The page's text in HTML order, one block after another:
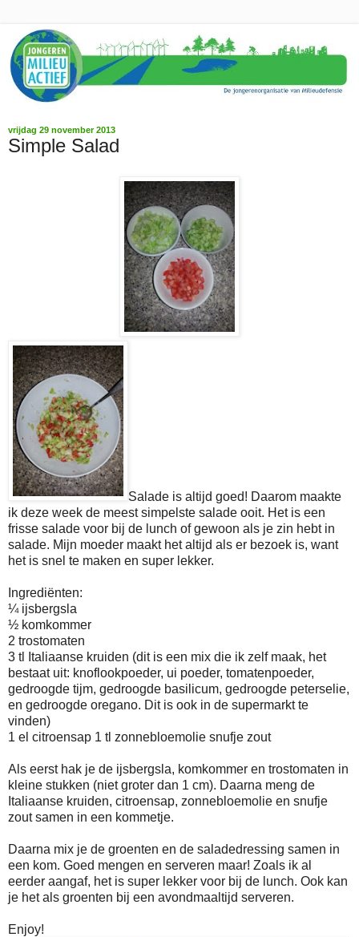
vrijdag 29 november 2013
Simple Salad
Salade is altijd goed! Daarom maakte
ik deze week de meest simpelste salade ooit. Het is een
frisse salade voor bij de lunch of gewoon als je zin hebt in
salade. Mijn moeder maakt het altijd als er bezoek is, want
het is snel te maken en super lekker.
Ingrediënten:
¼ ijsbergsla
½ komkommer
2 trostomaten
3 tl Italiaanse kruiden (dit is een mix die ik zelf maak, het
bestaat uit: knoflookpoeder, ui poeder, tomatenpoeder,
gedroogde tijm, gedroogde basilicum, gedroogde peterselie,
en gedroogde oregano. Dit is ook in de supermarkt te
vinden)
1 el citroensap 1 tl zonnebloemolie snufje zout
Als eerst hak je de ijsbergsla, komkommer en trostomaten in
kleine stukken (niet groter dan 1 cm). Daarna meng de
Italiaanse kruiden, citroensap, zonnebloemolie en snufje
zout samen in een kommetje.
Daarna mix je de groenten en de saladedressing samen in
een kom. Goed mengen en serveren maar! Zoals ik al
eerder aangaf, het is super lekker voor bij de lunch. Ook kan
je het als groenten bij een avondmaaltijd serveren.
Enjoy!